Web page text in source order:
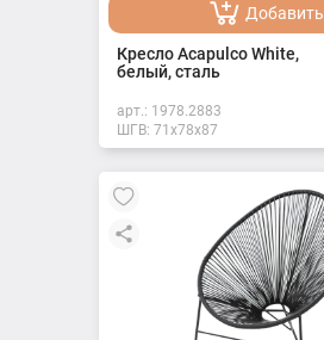
Добавить
Добавлено
Кресло Acapulco White,
белый, сталь
арт.: 1978.2883
ШГВ: 71х78х87